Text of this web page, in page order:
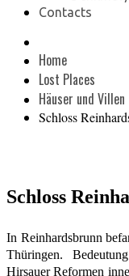
Contacts
Home
Lost Places
Häuser und Villen
Schloss
Schloss
In Reinhardsbrunn
Thüringen.
Hirsauer Reformen